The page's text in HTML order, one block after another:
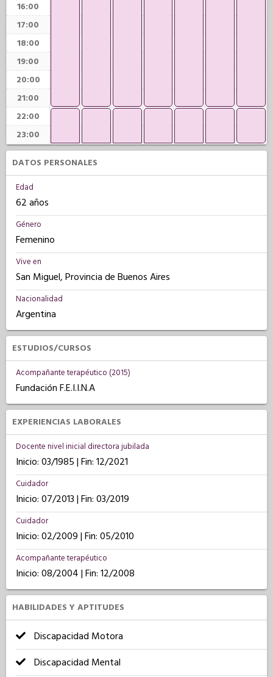
16:00
17:00
18:00
19:00
20:00
21:00
22:00
23:00
DATOS PERSONALES
Edad
62 años
Género
Femenino
Vive en
San Miguel, Provincia de Buenos Aires
Nacionalidad
Argentina
ESTUDIOS/CURSOS
Acompañante terapéutico (2015)
Fundación F.E.I.I.N.A
EXPERIENCIAS LABORALES
Docente nivel inicial directora jubilada
Inicio: 03/1985 | Fin: 12/2021
Cuidador
Inicio: 07/2013 | Fin: 03/2019
Cuidador
Inicio: 02/2009 | Fin: 05/2010
Acompañante terapéutico
Inicio: 08/2004 | Fin: 12/2008
HABILIDADES Y APTITUDES
Discapacidad Motora
Discapacidad Mental